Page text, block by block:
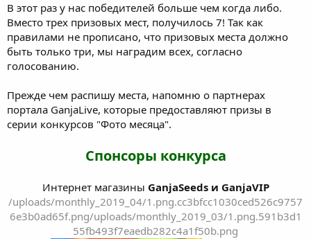
В этот раз у нас победителей больше чем когда либо.
Вместо трех призовых мест, получилось 7! Так как
правилами не прописано, что призовых места должно
быть только три, мы наградим всех, согласно
голосованию.
Прежде чем распишу места, напомню о партнерах
портала GanjaLive, которые предоставляют призы в
серии конкурсов "Фото месяца".
Спонсоры конкурса
Интернет магазины GanjaSeeds и GanjaVIP
/uploads/monthly_2019_04/1.png.cc3bfcc1030ced526c9757
6e3b0ad65f.png/uploads/monthly_2019_03/1.png.591b3d1
55fb493f7eaedb282c4a1f50b.png